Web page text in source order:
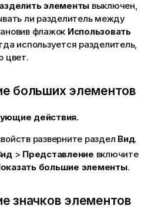
элементы выключен,
ли разделитель между
флажок Использовать
используется разделитель,
цвет.
больших элементов
действия.
разверните раздел Вид.
> Представление включите
большие элементы.
значков элементов